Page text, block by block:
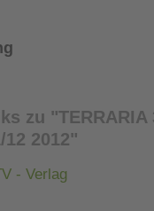
zu
2012"
- Verlag